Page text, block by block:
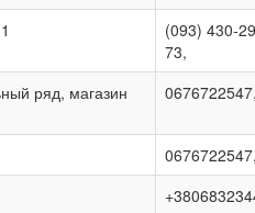
(093) 430-
73,
ряд, магазин
0676722547,
0676722547,